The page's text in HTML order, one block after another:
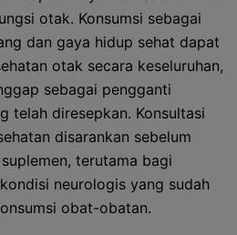
otak. Konsumsi sebagai
dan gaya hidup sehat dapat
otak secara keseluruhan,
sebagai pengganti
telah diresepkan. Konsultasi
disarankan sebelum
terutama bagi
neurologis yang sudah
obat-obatan.